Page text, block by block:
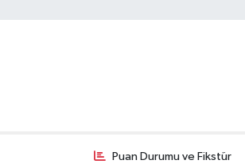
Puan Durumu ve Fikstür